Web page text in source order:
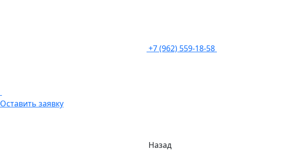
+7 (962) 559-18-58
Оставить заявку
Назад